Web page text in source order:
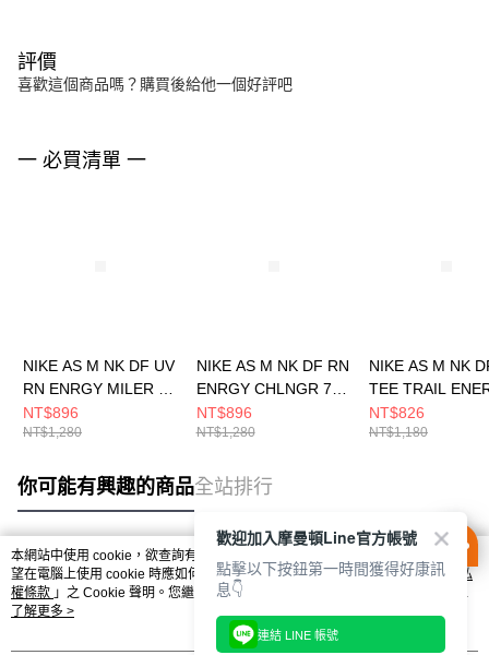
評價
喜歡這個商品嗎？購買後給他一個好評吧
一 必買清單 一
NIKE AS M NK DF UV
RN ENRGY MILER S
男 短袖上衣
HV2136411
NT$896
NT$1,280
NIKE AS M NK DF RN
ENRGY CHLNGR 7BF
男 短褲 HV2139411
NT$896
NT$1,280
NIKE AS M NK
TEE TRAIL
男 短袖上衣
HV4149323
NT$826
NT$1,180
你可能有興趣的商品全站排行
熱門標籤
本網站中使用 cookie，欲查詢有關本網站使用 cookie 方式之詳情，及若您不希
望在電腦上使用 cookie 時應如何變更電腦的 cookie 設定，請參閱本網站「
隱私
權條款 」之 Cookie 聲明。您繼續使用本網站即表示您同意本公司得按本網站使
用條款之 Cookie 聲明使用 cookie。
了解更多 >
歡迎加入摩曼頓Line官方帳號
點擊以下按鈕第一時間獲得好康訊
息👇
連結 LINE 帳號